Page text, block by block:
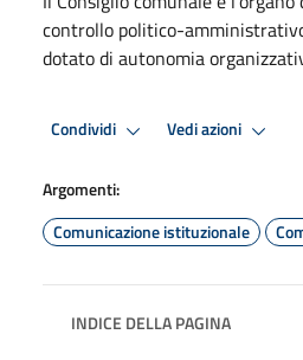
controllo politico-
dotato di autonomia
Condividi Vedi azioni
Argomenti:
Comunicazione istituzionale
INDICE DELLA PAGINA